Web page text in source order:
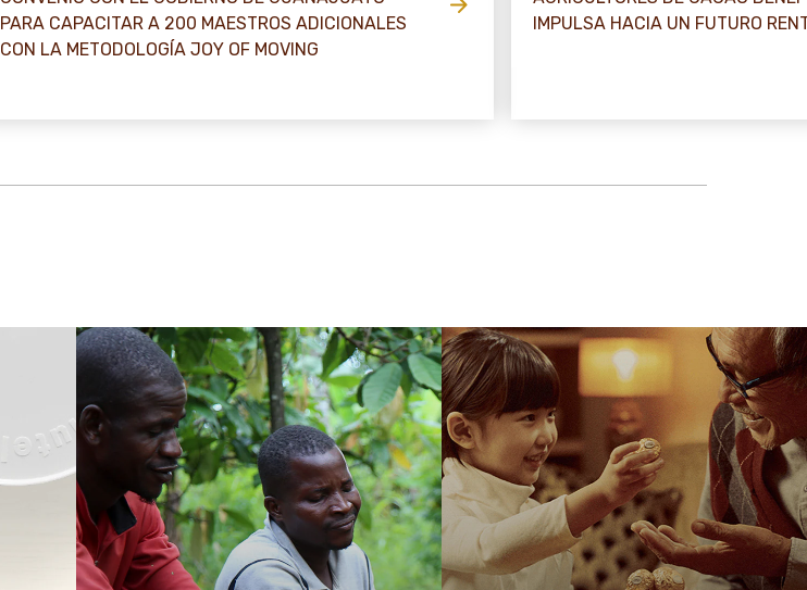
PARA CAPACITAR A 200 MAESTROS ADICIONALES
CON LA METODOLOGÍA JOY OF MOVING
IMPULSA HACIA UN FUTURO